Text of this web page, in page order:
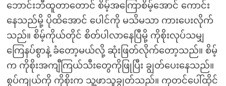
ဘောင်းဘီထူတာတောင် စိမ့်အကြောစိမ့်အောင် ကောင်း
နေသည်မို့ ပိုထိအောင် ပေါင်ကို မသိမသာ ကားပေးလိုက်
သည်။ စိမ့်ကိုယ်တိုင် စိတ်ပါလာနေပြီမို့ ကိုစိုးလုပ်သမျှ
ကြေနပ်စွာနဲ့ ခံတော့မယ်လို့ ဆုံးဖြတ်လိုက်တော့သည်။ စိမ့်
က ကိုစိုးအကျီကြယ်သီးတွေကိုဖြုပြီး ချွတ်ပေးနေသည်။
စွပ်ကျယ်ကို ကိုစိုးက သူ့ဖာသူချွတ်သည်။ ကုတင်ပေါ်ထိုင်